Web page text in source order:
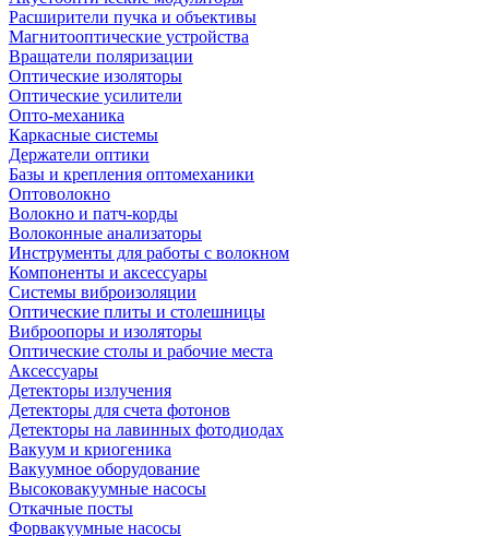
Расширители пучка и объективы
Магнитооптические устройства
Вращатели поляризации
Оптические изоляторы
Оптические усилители
Опто-механика
Каркасные системы
Держатели оптики
Базы и крепления оптомеханики
Оптоволокно
Волокно и патч-корды
Волоконные анализаторы
Инструменты для работы с волокном
Компоненты и аксессуары
Системы виброизоляции
Оптические плиты и столешницы
Виброопоры и изоляторы
Оптические столы и рабочие места
Аксессуары
Детекторы излучения
Детекторы для счета фотонов
Детекторы на лавинных фотодиодах
Вакуум и криогеника
Вакуумное оборудование
Высоковакуумные насосы
Откачные посты
Форвакуумные насосы